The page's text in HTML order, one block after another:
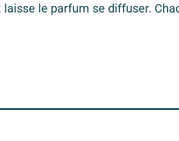
le parfum se diffuser.